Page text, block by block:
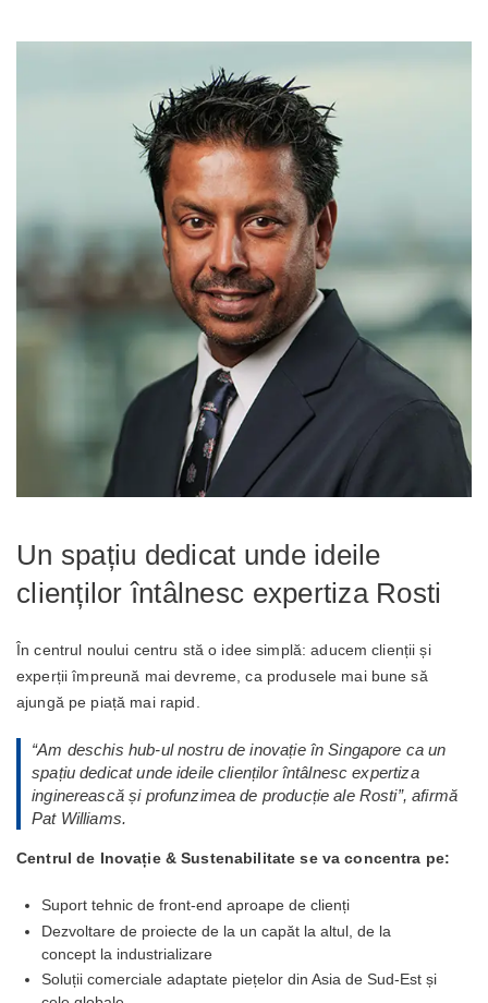
Un spațiu dedicat unde ideile
clienților întâlnesc expertiza Rosti
În centrul noului centru stă o idee simplă: aducem clienții și
experții împreună mai devreme, ca produsele mai bune să
ajungă pe piață mai rapid.
“Am deschis hub-ul nostru de inovație în Singapore ca un
spațiu dedicat unde ideile clienților întâlnesc expertiza
inginerească și profunzimea de producție ale Rosti”, afirmă
Pat Williams.
Centrul de Inovație & Sustenabilitate se va concentra pe:
Suport tehnic de front-end aproape de clienți
Dezvoltare de proiecte de la un capăt la altul, de la
concept la industrializare
Soluții comerciale adaptate piețelor din Asia de Sud-Est și